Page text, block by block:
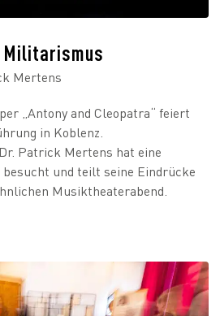
Militarismus
Mertens
„Antony and Cleopatra“ feiert
in Koblenz.
Patrick Mertens hat eine
und teilt seine Eindrücke
Musiktheaterabend.